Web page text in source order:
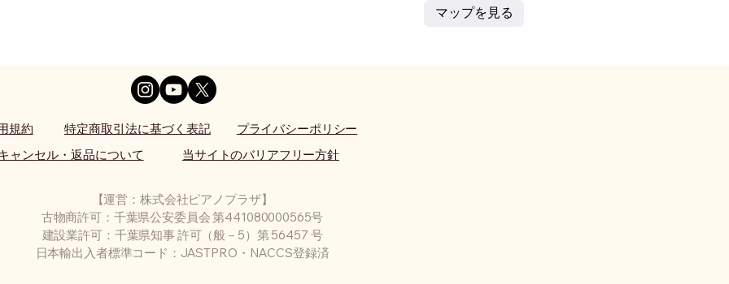
マップを見る
規約 特定商取引法に基づく表記
プライバシーポリシー
ャンセル・返品について
当サイトのバリアフリー方針
【運営：株式会社ピアノプラザ】
古物商許可：千葉県公安委員会 第441080000565号
建設業許可：千葉県知事 許可（般－5）第 56457 号
日本輸出入者標準コード：JASTPRO・NACCS登録済